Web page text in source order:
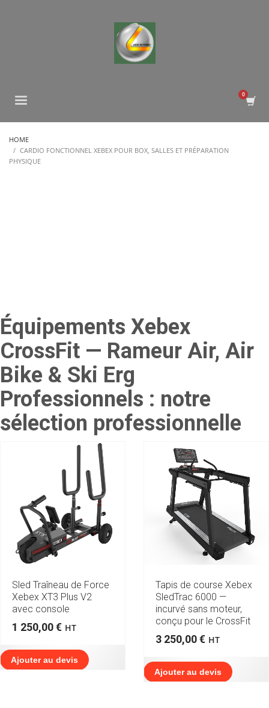
HOME
CARDIO FONCTIONNEL XEBEX POUR BOX, SALLES ET PRÉPARATION
PHYSIQUE
Équipements Xebex
CrossFit — Rameur Air, Air
Bike & Ski Erg
Professionnels : notre
sélection professionnelle
Sled Traîneau de Force
Xebex XT3 Plus V2
avec console
1 250,00€ HT
Ajouter au devis
Tapis de course Xebex
SledTrac 6000 —
incurvé sans moteur,
conçu pour le CrossFit
3 250,00€ HT
Ajouter au devis